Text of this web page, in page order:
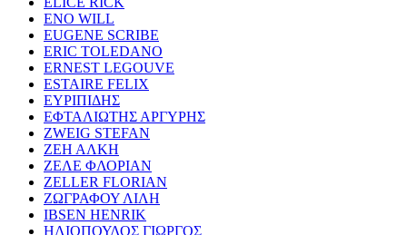
ENO WILL
EUGENE SCRIBE
ERIC TOLEDANO
ERNEST LEGOUVE
ESTAIRE FELIX
ΕΥΡΙΠΙΔΗΣ
ΕΦΤΑΛΙΩΤΗΣ ΑΡΓΥΡΗΣ
ZWEIG STEFAN
ΖΕΗ ΑΛΚΗ
ΖΕΛΕ ΦΛΟΡΙΑΝ
ZELLER FLORIAN
ΖΩΓΡΑΦΟΥ ΛΙΛΗ
IBSEN HENRIK
ΗΛΙΟΠΟΥΛΟΣ ΓΙΩΡΓΟΣ